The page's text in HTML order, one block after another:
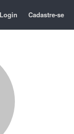
Login Cadastre-se